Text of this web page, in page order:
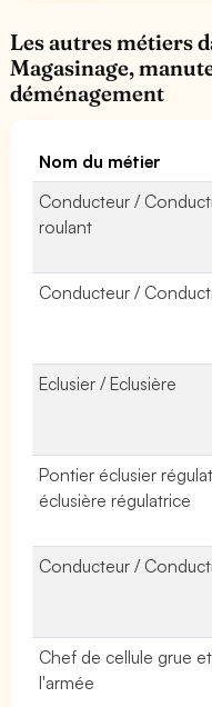
Les autres métiers
Magasinage,
déménagement
Nom du métier
Conducteur /
roulant
Conducteur /
Eclusier / Eclusière
Pontier éclusier
éclusière régulatrice
Conducteur /
Chef de cellule grue
l'armée